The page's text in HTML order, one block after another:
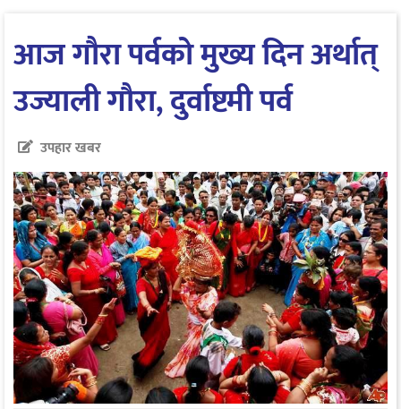
आज गौरा पर्वको मुख्य दिन अर्थात्
उज्याली गौरा, दुर्वाष्टमी पर्व
उपहार खबर